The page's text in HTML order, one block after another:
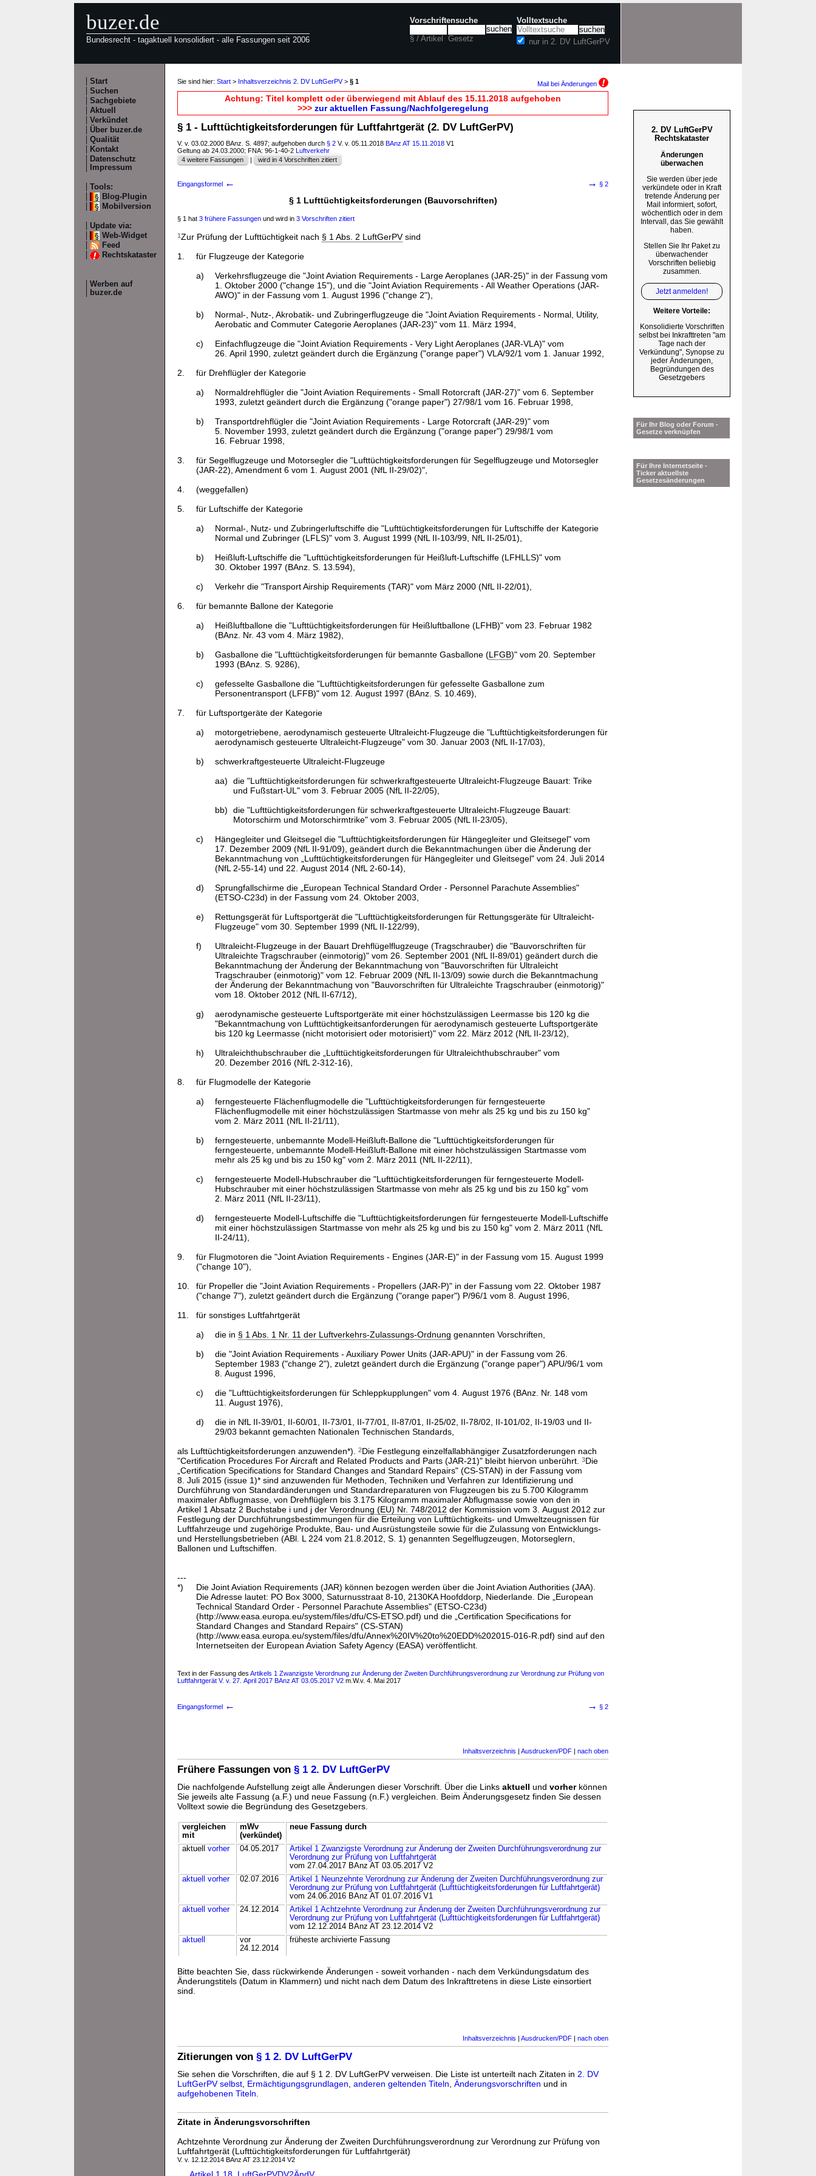
buzer.de
Bundesrecht - tagaktuell konsolidiert - alle Fassungen seit 2006
Vorschriftensuche
§ / Artikel Gesetz
Volltextsuche
nur in 2. DV LuftGerPV
Start
Suchen
Sachgebiete
Aktuell
Verkündet
Über buzer.de
Qualität
Kontakt
Datenschutz
Impressum
Tools:
Blog-Plugin
Mobilversion
Update via:
Web-Widget
Feed
Rechtskataster
Werben auf
buzer.de
Sie sind hier: Start > Inhaltsverzeichnis 2. DV LuftGerPV> § 1 Mail bei Änderungen
Achtung: Titel komplett oder überwiegend mit Ablauf des 15.11.2018 aufgehoben
>>> zur aktuellen Fassung/Nachfolgeregelung
§ 1 - Lufttüchtigkeitsforderungen für Luftfahrtgerät (2. DV LuftGerPV)
V. v. 03.02.2000 BAnz. S. 4897; aufgehoben durch § 2 V. v. 05.11.2018 BAnz AT 15.11.2018 V1
Geltung ab 24.03.2000; FNA: 96-1-40-2 Luftverkehr
4 weitere Fassungen
| wird in 4 Vorschriften zitiert
Eingangsformel ← → § 2
§ 1 Lufttüchtigkeitsforderungen (Bauvorschriften)
§ 1 hat 3 frühere Fassungen und wird in 3 Vorschriften zitiert
1Zur Prüfung der Lufttüchtigkeit nach § 1 Abs. 2 LuftGerPVsind
1.
für Flugzeuge der Kategorie
a)
Verkehrsflugzeuge die "Joint Aviation Requirements - Large Aeroplanes (JAR-25)" in der Fassung vom
1. Oktober 2000 ("change 15"), und die "Joint Aviation Requirements - All Weather Operations (JAR-
AWO)" in der Fassung vom 1. August 1996 ("change 2"),
b)
Normal-, Nutz-, Akrobatik- und Zubringerflugzeuge die "Joint Aviation Requirements - Normal, Utility,
Aerobatic and Commuter Categorie Aeroplanes (JAR-23)" vom 11. März 1994,
c)
Einfachflugzeuge die "Joint Aviation Requirements - Very Light Aeroplanes (JAR-VLA)" vom
26. April 1990, zuletzt geändert durch die Ergänzung ("orange paper") VLA/92/1 vom 1. Januar 1992,
2.
für Drehflügler der Kategorie
a)
Normaldrehflügler die "Joint Aviation Requirements - Small Rotorcraft (JAR-27)" vom 6. September
1993, zuletzt geändert durch die Ergänzung ("orange paper") 27/98/1 vom 16. Februar 1998,
b)
Transportdrehflügler die "Joint Aviation Requirements - Large Rotorcraft (JAR-29)" vom
5. November 1993, zuletzt geändert durch die Ergänzung ("orange paper") 29/98/1 vom
16. Februar 1998,
3.
für Segelflugzeuge und Motorsegler die "Lufttüchtigkeitsforderungen für Segelflugzeuge und Motorsegler
(JAR-22), Amendment 6 vom 1. August 2001 (NfL II-29/02)",
4.
(weggefallen)
5.
für Luftschiffe der Kategorie
a)
Normal-, Nutz- und Zubringerluftschiffe die "Lufttüchtigkeitsforderungen für Luftschiffe der Kategorie
Normal und Zubringer (LFLS)" vom 3. August 1999 (NfL II-103/99, NfL II-25/01),
b)
Heißluft-Luftschiffe die "Lufttüchtigkeitsforderungen für Heißluft-Luftschiffe (LFHLLS)" vom
30. Oktober 1997 (BAnz. S. 13.594),
c)
Verkehr die "Transport Airship Requirements (TAR)" vom März 2000 (NfL II-22/01),
6.
für bemannte Ballone der Kategorie
a)
Heißluftballone die "Lufttüchtigkeitsforderungen für Heißluftballone (LFHB)" vom 23. Februar 1982
(BAnz. Nr. 43 vom 4. März 1982),
b)
Gasballone die "Lufttüchtigkeitsforderungen für bemannte Gasballone (LFGB)" vom 20. September
1993 (BAnz. S. 9286),
c)
gefesselte Gasballone die "Lufttüchtigkeitsforderungen für gefesselte Gasballone zum
Personentransport (LFFB)" vom 12. August 1997 (BAnz. S. 10.469),
7.
für Luftsportgeräte der Kategorie
a)
motorgetriebene, aerodynamisch gesteuerte Ultraleicht-Flugzeuge die "Lufttüchtigkeitsforderungen für
aerodynamisch gesteuerte Ultraleicht-Flugzeuge" vom 30. Januar 2003 (NfL II-17/03),
b)
schwerkraftgesteuerte Ultraleicht-Flugzeuge
aa)
die "Lufttüchtigkeitsforderungen für schwerkraftgesteuerte Ultraleicht-Flugzeuge Bauart: Trike
und Fußstart-UL" vom 3. Februar 2005 (NfL II-22/05),
bb)
die "Lufttüchtigkeitsforderungen für schwerkraftgesteuerte Ultraleicht-Flugzeuge Bauart:
Motorschirm und Motorschirmtrike" vom 3. Februar 2005 (NfL II-23/05),
c)
Hängegleiter und Gleitsegel die "Lufttüchtigkeitsforderungen für Hängegleiter und Gleitsegel" vom
17. Dezember 2009 (NfL II-91/09), geändert durch die Bekanntmachungen über die Änderung der
Bekanntmachung von „Lufttüchtigkeitsforderungen für Hängegleiter und Gleitsegel" vom 24. Juli 2014
(NfL 2-55-14) und 22. August 2014 (NfL 2-60-14),
d)
Sprungfallschirme die „European Technical Standard Order - Personnel Parachute Assemblies"
(ETSO-C23d) in der Fassung vom 24. Oktober 2003,
e)
Rettungsgerät für Luftsportgerät die "Lufttüchtigkeitsforderungen für Rettungsgeräte für Ultraleicht-
Flugzeuge" vom 30. September 1999 (NfL II-122/99),
f)
Ultraleicht-Flugzeuge in der Bauart Drehflügelflugzeuge (Tragschrauber) die "Bauvorschriften für
Ultraleichte Tragschrauber (einmotorig)" vom 26. September 2001 (NfL II-89/01) geändert durch die
Bekanntmachung der Änderung der Bekanntmachung von "Bauvorschriften für Ultraleicht
Tragschrauber (einmotorig)" vom 12. Februar 2009 (NfL II-13/09) sowie durch die Bekanntmachung
der Änderung der Bekanntmachung von "Bauvorschriften für Ultraleichte Tragschrauber (einmotorig)"
vom 18. Oktober 2012 (NfL II-67/12),
g)
aerodynamische gesteuerte Luftsportgeräte mit einer höchstzulässigen Leermasse bis 120 kg die
"Bekanntmachung von Lufttüchtigkeitsanforderungen für aerodynamisch gesteuerte Luftsportgeräte
bis 120 kg Leermasse (nicht motorisiert oder motorisiert)" vom 22. März 2012 (NfL II-23/12),
h)
Ultraleichthubschrauber die „Lufttüchtigkeitsforderungen für Ultraleichthubschrauber" vom
20. Dezember 2016 (NfL 2-312-16),
8.
für Flugmodelle der Kategorie
a)
ferngesteuerte Flächenflugmodelle die "Lufttüchtigkeitsforderungen für ferngesteuerte
Flächenflugmodelle mit einer höchstzulässigen Startmasse von mehr als 25 kg und bis zu 150 kg"
vom 2. März 2011 (NfL II-21/11),
b)
ferngesteuerte, unbemannte Modell-Heißluft-Ballone die "Lufttüchtigkeitsforderungen für
ferngesteuerte, unbemannte Modell-Heißluft-Ballone mit einer höchstzulässigen Startmasse vom
mehr als 25 kg und bis zu 150 kg" vom 2. März 2011 (NfL II-22/11),
c)
ferngesteuerte Modell-Hubschrauber die "Lufttüchtigkeitsforderungen für ferngesteuerte Modell-
Hubschrauber mit einer höchstzulässigen Startmasse von mehr als 25 kg und bis zu 150 kg" vom
2. März 2011 (NfL II-23/11),
d)
ferngesteuerte Modell-Luftschiffe die "Lufttüchtigkeitsforderungen für ferngesteuerte Modell-Luftschiffe
mit einer höchstzulässigen Startmasse von mehr als 25 kg und bis zu 150 kg" vom 2. März 2011 (NfL
II-24/11),
9.
für Flugmotoren die "Joint Aviation Requirements - Engines (JAR-E)" in der Fassung vom 15. August 1999
("change 10"),
10.
für Propeller die "Joint Aviation Requirements - Propellers (JAR-P)" in der Fassung vom 22. Oktober 1987
("change 7"), zuletzt geändert durch die Ergänzung ("orange paper") P/96/1 vom 8. August 1996,
11.
für sonstiges Luftfahrtgerät
a)
die in § 1 Abs. 1 Nr. 11 der Luftverkehrs-Zulassungs-Ordnung genannten Vorschriften,
b)
die "Joint Aviation Requirements - Auxiliary Power Units (JAR-APU)" in der Fassung vom 26.
September 1983 ("change 2"), zuletzt geändert durch die Ergänzung ("orange paper") APU/96/1 vom
8. August 1996,
c)
die "Lufttüchtigkeitsforderungen für Schleppkupplungen" vom 4. August 1976 (BAnz. Nr. 148 vom
11. August 1976),
d)
die in NfL II-39/01, II-60/01, II-73/01, II-77/01, II-87/01, II-25/02, II-78/02, II-101/02, II-19/03 und II-
29/03 bekannt gemachten Nationalen Technischen Standards,
als Lufttüchtigkeitsforderungen anzuwenden*).
2Die Festlegung einzelfallabhängiger Zusatzforderungen nach
"Certification Procedures For Aircraft and Related Products and Parts (JAR-21)" bleibt hiervon unberührt.
3Die
„Certification Specifications for Standard Changes and Standard Repairs" (CS-STAN) in der Fassung vom
8. Juli 2015 (issue 1)* sind anzuwenden für Methoden, Techniken und Verfahren zur Identifizierung und
Durchführung von Standardänderungen und Standardreparaturen von Flugzeugen bis zu 5.700 Kilogramm
maximaler Abflugmasse, von Drehflüglern bis 3.175 Kilogramm maximaler Abflugmasse sowie von den in
Artikel 1 Absatz 2 Buchstabe i und j der Verordnung (EU) Nr. 748/2012 der Kommission vom 3. August 2012 zur
Festlegung der Durchführungsbestimmungen für die Erteilung von Lufttüchtigkeits- und Umweltzeugnissen für
Luftfahrzeuge und zugehörige Produkte, Bau- und Ausrüstungsteile sowie für die Zulassung von Entwicklungs-
und Herstellungsbetrieben (ABl. L 224 vom 21.8.2012, S. 1) genannten Segelflugzeugen, Motorseglern,
Ballonen und Luftschiffen.
---
*)
Die Joint Aviation Requirements (JAR) können bezogen werden über die Joint Aviation Authorities (JAA).
Die Adresse lautet: PO Box 3000, Saturnusstraat 8-10, 2130KA Hoofddorp, Niederlande. Die „European
Technical Standard Order - Personnel Parachute Assemblies" (ETSO-C23d)
(http://www.easa.europa.eu/system/files/dfu/CS-ETSO.pdf) und die „Certification Specifications for
Standard Changes and Standard Repairs" (CS-STAN)
(http://www.easa.europa.eu/system/files/dfu/Annex%20IV%20to%20EDD%202015-016-R.pdf) sind auf den
Internetseiten der European Aviation Safety Agency (EASA) veröffentlicht.
Text in der Fassung des Artikels 1 Zwanzigste Verordnung zur Änderung der Zweiten Durchführungsverordnung zur Verordnung zur Prüfung von
Luftfahrtgerät V. v. 27. April 2017 BAnz AT 03.05.2017 V2 m.W.v. 4. Mai 2017
Eingangsformel ← → § 2
Inhaltsverzeichnis | Ausdrucken/PDF | nach oben
Frühere Fassungen von § 1 2. DV LuftGerPV
Die nachfolgende Aufstellung zeigt alle Änderungen dieser Vorschrift. Über die Links aktuell und vorherkönnen
Sie jeweils alte Fassung (a.F.) und neue Fassung (n.F.) vergleichen. Beim Änderungsgesetz finden Sie dessen
Volltext sowie die Begründung des Gesetzgebers.
vergleichen
mit
mWv
(verkündet)
neue Fassung durch
aktuell vorher 04.05.2017
Artikel 1 Zwanzigste Verordnung zur Änderung der Zweiten Durchführungsverordnung zur
Verordnung zur Prüfung von Luftfahrtgerät
vom 27.04.2017 BAnz AT 03.05.2017 V2
aktuell
vorher 02.07.2016
Artikel 1 Neunzehnte Verordnung zur Änderung der Zweiten Durchführungsverordnung zur
Verordnung zur Prüfung von Luftfahrtgerät (Lufttüchtigkeitsforderungen für Luftfahrtgerät)
vom 24.06.2016 BAnz AT 01.07.2016 V1
aktuell
vorher 24.12.2014
Artikel 1 Achtzehnte Verordnung zur Änderung der Zweiten Durchführungsverordnung zur
Verordnung zur Prüfung von Luftfahrtgerät (Lufttüchtigkeitsforderungen für Luftfahrtgerät)
vom 12.12.2014 BAnz AT 23.12.2014 V2
aktuell
vor
24.12.2014
früheste archivierte Fassung
Bitte beachten Sie, dass rückwirkende Änderungen - soweit vorhanden - nach dem Verkündungsdatum des
Änderungstitels (Datum in Klammern) und nicht nach dem Datum des Inkrafttretens in diese Liste einsortiert
sind.
Inhaltsverzeichnis | Ausdrucken/PDF | nach oben
Zitierungen von § 1 2. DV LuftGerPV
Sie sehen die Vorschriften, die auf § 1 2. DV LuftGerPV verweisen. Die Liste ist unterteilt nach Zitaten in 2. DV
LuftGerPV selbst Ermächtigungsgrundlagen anderen geltenden Titeln Änderungsvorschriften und in
aufgehobenen Titeln
Zitate in Änderungsvorschriften
Achtzehnte Verordnung zur Änderung der Zweiten Durchführungsverordnung zur Verordnung zur Prüfung von
Luftfahrtgerät (Lufttüchtigkeitsforderungen für Luftfahrtgerät)
V. v. 12.12.2014 BAnz AT 23.12.2014 V2
2. DV LuftGerPV
Rechtskataster
Änderungen
überwachen
Sie werden über jede
verkündete oder in Kraft
tretende Änderung per
Mail informiert, sofort,
wöchentlich oder in dem
Intervall, das Sie gewählt
haben.
Stellen Sie Ihr Paket zu
überwachender
Vorschriften beliebig
zusammen.
Jetzt anmelden!
Weitere Vorteile:
Konsolidierte Vorschriften
selbst bei Inkrafttreten "am
Tage nach der
Verkündung", Synopse zu
jeder Änderungen,
Begründungen des
Gesetzgebers
Für Ihr Blog oder Forum -
Gesetze verknüpfen
Für Ihre Internetseite -
Ticker aktuellste
Gesetzesänderungen